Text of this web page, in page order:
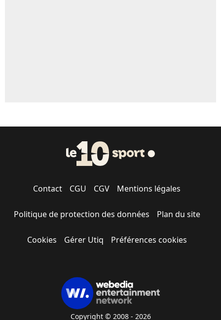
Contact CGU CGV Mentions légales
Politique de protection des données Plan du site
Cookies Gérer Utiq Préférences cookies
Copyright © 2008 - 2026